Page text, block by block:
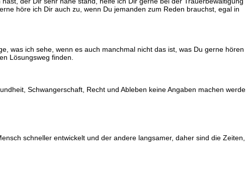
höre ich Dir auch zu, wenn Du jemanden zum Reden brauchst, egal in
was ich sehe, wenn es auch manchmal nicht das ist, was Du gerne hören
Lösungsweg finden.
Schwangerschaft, Recht und Ableben keine Angaben machen werde.
schneller entwickelt und der andere langsamer, daher sind die Zeiten,